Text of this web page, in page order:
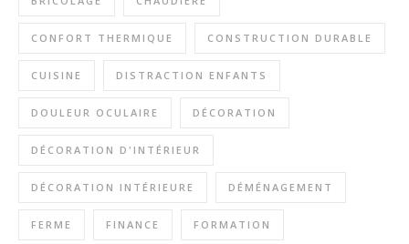
CONFORT THERMIQUE CONSTRUCTION DURABLE
CUISINE DISTRACTION ENFANTS
DOULEUR OCULAIRE DÉCORATION
DÉCORATION D'INTÉRIEUR
DÉCORATION INTÉRIEURE DÉMÉNAGEMENT
FERME FINANCE FORMATION